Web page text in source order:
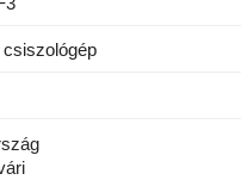
csiszológép